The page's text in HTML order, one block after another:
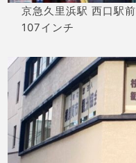
京急久里浜駅 西口駅前
107インチ